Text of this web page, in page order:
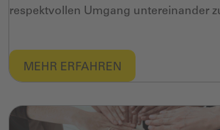
respektvollen Umgang untereinander
MEHR ERFAHREN​